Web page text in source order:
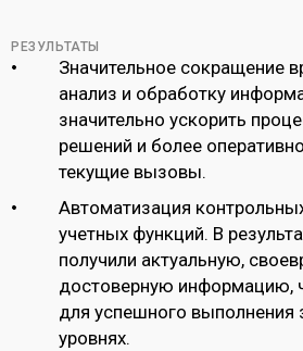
РЕЗУЛЬТАТЫ
Значительное сокращение
анализ и обработку
значительно ускорить
решений и более
текущие вызовы.
Автоматизация
учетных функций. В
получили актуальную,
достоверную информацию,
для успешного выполнения
уровнях.